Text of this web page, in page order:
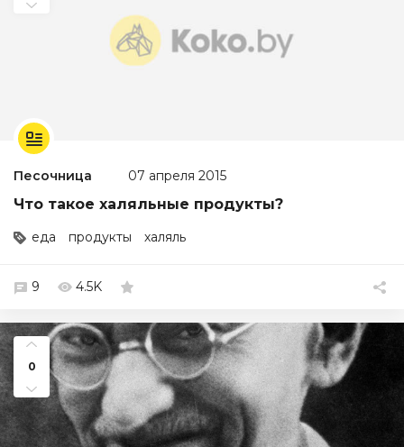
Песочница 07 апреля 2015
Что такое халяльные продукты?
еда продукты халяль
9 4.5K
0